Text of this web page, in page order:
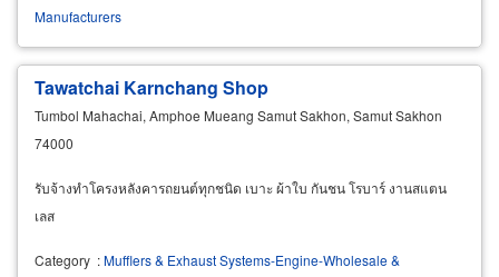
Manufacturers
Tawatchai Karnchang Shop
Tumbol Mahachai, Amphoe Mueang Samut Sakhon, Samut Sakhon
74000
รับจ้างทำโครงหลังคารถยนต์ทุกชนิด เบาะ ผ้าใบ กันชน โรบาร์ งานสแตน
เลส
Category :Mufflers & Exhaust Systems-Engine-Wholesale &